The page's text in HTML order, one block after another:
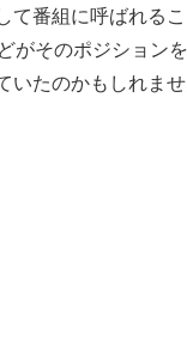
て番組に呼ばれる
がそのポジション
いたのかもしれま